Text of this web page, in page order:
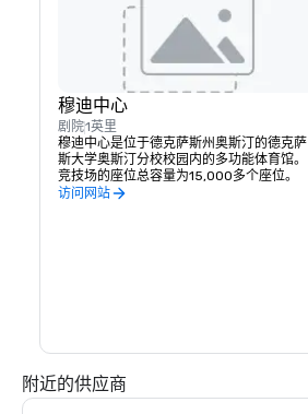
穆迪中心
剧院1英里
穆迪中心是位于德克萨斯州奥斯汀的德克萨
斯大学奥斯汀分校校园内的多功能体育馆。
竞技场的座位总容量为15,000多个座位。
访问网站
附近的供应商